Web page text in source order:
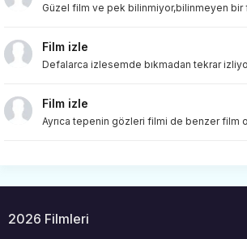
Güzel film ve pek bilinmiyor,bilinmeyen bir
Film izle
Defalarca izlesemde bıkmadan tekrar
Film izle
Ayrıca tepenin gözleri filmi de benzer film
2026 Filmleri